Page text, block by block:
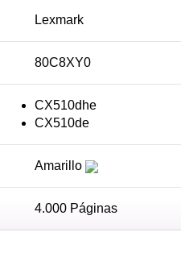
Lexmark
80C8XY0
CX510dhe
CX510de
Amarillo
4.000 Páginas